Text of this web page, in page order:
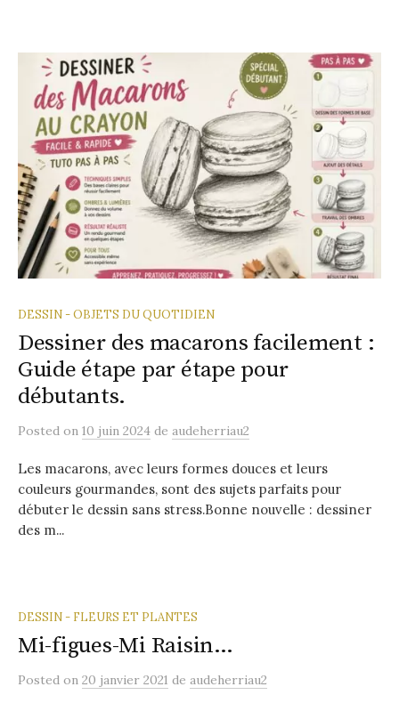
DESSIN - OBJETS DU QUOTIDIEN
Dessiner des macarons facilement :
Guide étape par étape pour
débutants.
Posted on 10 juin 2024 de audeherriau2
Les macarons, avec leurs formes douces et leurs
couleurs gourmandes, sont des sujets parfaits pour
débuter le dessin sans stress.Bonne nouvelle : dessiner
des m...
DESSIN - FLEURS ET PLANTES
Mi-figues-Mi Raisin…
Posted on 20 janvier 2021 de audeherriau2